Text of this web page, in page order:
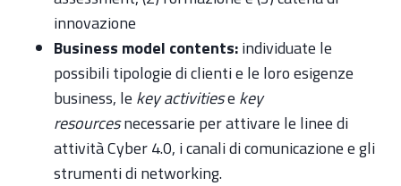
innovazione
Business model contents:individuate le
possibili tipologie di clienti e le loro esigenze
business, le key activitiese key
resourcesnecessarie per attivare le linee di
attività Cyber 4.0, i canali di comunicazioneegli
strumenti di networking.